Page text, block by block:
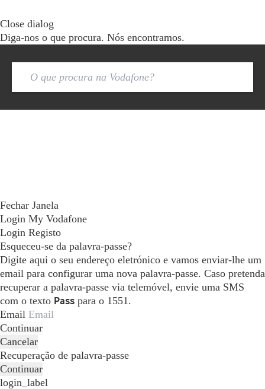
Close dialog
Diga-nos o que procura. Nós encontramos.
Fechar Janela
Login My Vodafone
Login Registo
Esqueceu-se da palavra-passe?
Digite aqui o seu endereço eletrónico e vamos enviar-lhe um
email para configurar uma nova palavra-passe. Caso pretenda
recuperar a palavra-passe via telemóvel, envie uma SMS
com o texto Pass para o 1551.
Email
Continuar
Cancelar
Recuperação de palavra-passe
Continuar
login_label